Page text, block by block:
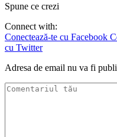
Spune ce crezi
Connect with:
Conectează-te cu Facebook
cu Twitter
Adresa de email nu va fi